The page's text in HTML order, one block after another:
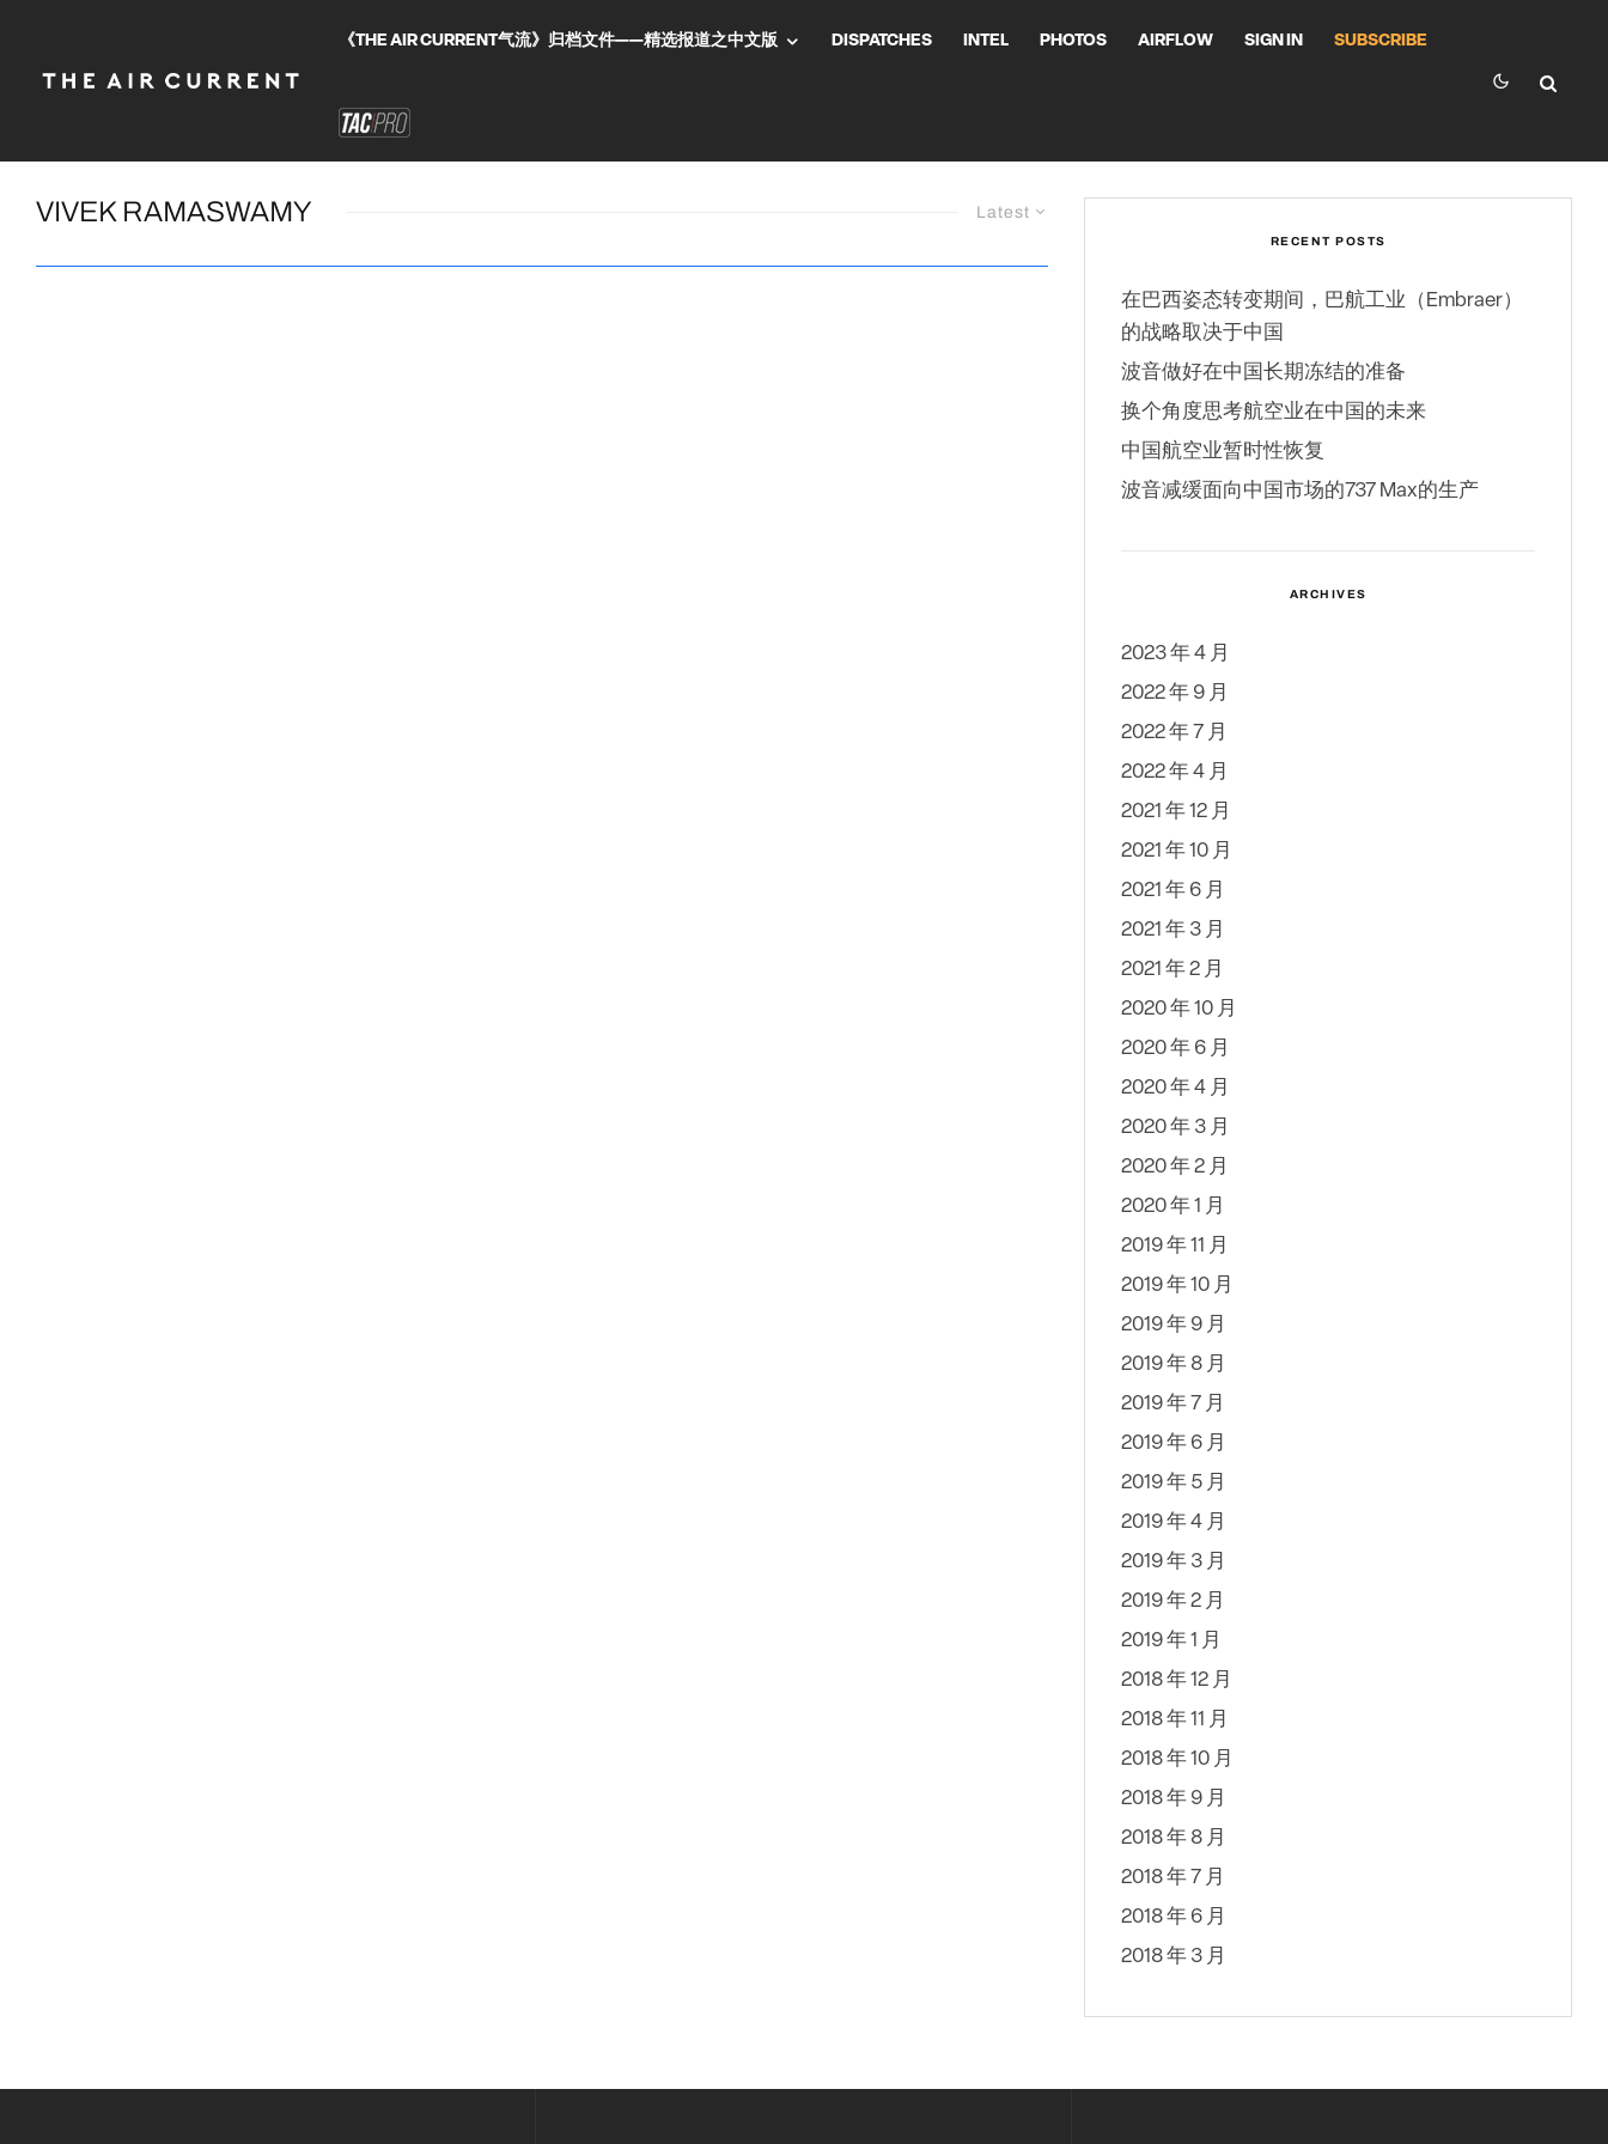
《THE AIR CURRENT气流》归档文件——精选报道之中文版 DISPATCHES INTEL PHOTOS AIRFLOW SIGN IN SUBSCRIBE
Latest
VIVEK RAMASWAMY
RECENT POSTS
在巴西姿态转变期间，巴航工业（Embraer）
的战略取决于中国
波音做好在中国长期冻结的准备
换个角度思考航空业在中国的未来
中国航空业暂时性恢复
波音减缓面向中国市场的737 Max的生产
ARCHIVES
2023 年 4 月
2022 年 9 月
2022 年 7 月
2022 年 4 月
2021 年 12 月
2021 年 10 月
2021 年 6 月
2021 年 3 月
2021 年 2 月
2020 年 10 月
2020 年 6 月
2020 年 4 月
2020 年 3 月
2020 年 2 月
2020 年 1 月
2019 年 11 月
2019 年 10 月
2019 年 9 月
2019 年 8 月
2019 年 7 月
2019 年 6 月
2019 年 5 月
2019 年 4 月
2019 年 3 月
2019 年 2 月
2019 年 1 月
2018 年 12 月
2018 年 11 月
2018 年 10 月
2018 年 9 月
2018 年 8 月
2018 年 7 月
2018 年 6 月
2018 年 3 月